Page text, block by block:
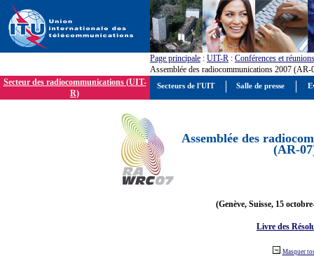
Page principale : UIT-R : Conférences et réunions
Assemblée des radiocommunications 2007 (AR-
Secteur des radiocommunications (UIT-
R)
Assemblée des
(AR-
(Genève, Suisse, 15
Livre des
Masquer
Secteurs de l'UIT Salle de presse